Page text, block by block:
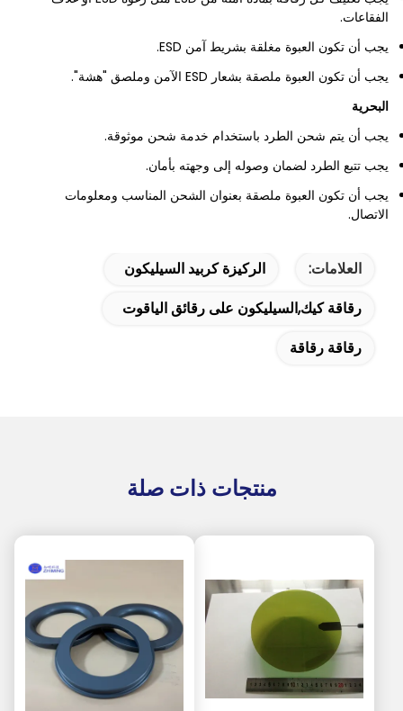
الفقاعات.
يجب أن تكون العبوة مغلقة بشريط آمن ESD.
يجب أن تكون العبوة ملصقة بشعار ESD الآمن وملصق "هشة".
البحرية
يجب أن يتم شحن الطرد باستخدام خدمة شحن موثوقة.
يجب تتبع الطرد لضمان وصوله إلى وجهته بأمان.
يجب أن تكون العبوة ملصقة بعنوان الشحن المناسب ومعلومات
الاتصال.
العلامات:
الركيزة كربيد السيليكون
رقاقة كيك,السيليكون على رقائق الياقوت
رقاقة رقاقة
منتجات ذات صلة